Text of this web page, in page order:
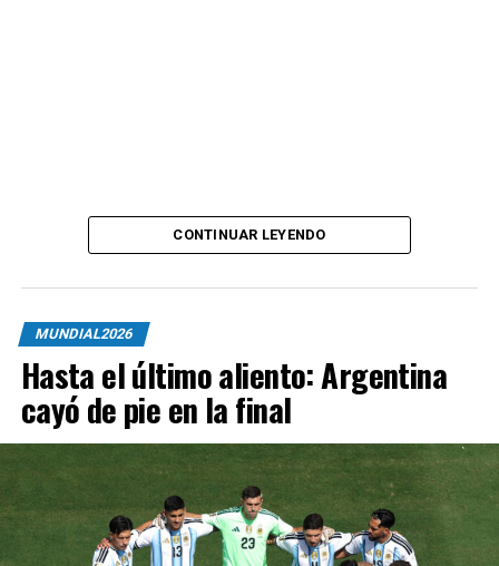
CONTINUAR LEYENDO
MUNDIAL2026
Hasta el último aliento: Argentina
cayó de pie en la final